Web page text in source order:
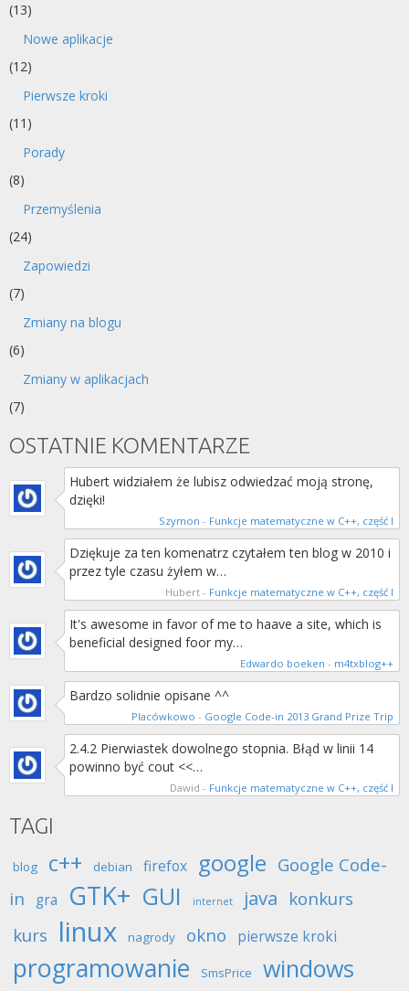
(13)
Nowe aplikacje
(12)
Pierwsze kroki
(11)
Porady
(8)
Przemyślenia
(24)
Zapowiedzi
(7)
Zmiany na blogu
(6)
Zmiany w aplikacjach
(7)
OSTATNIE KOMENTARZE
Hubert widziałem że lubisz odwiedzać moją stronę,
dzięki!
Szymon - Funkcje matematyczne w C++, część I
Dziękuje za ten komenatrz czytałem ten blog w 2010 i
przez tyle czasu żyłem w…
Hubert - Funkcje matematyczne w C++, część I
It's awesome in favor of me to haave a site, which is
beneficial designed foor my…
Edwardo boeken - m4txblog++
Bardzo solidnie opisane ^^
Placówkowo - Google Code-in 2013 Grand Prize Trip
2.4.2 Pierwiastek dowolnego stopnia. Błąd w linii 14
powinno być cout <<…
Dawid - Funkcje matematyczne w C++, część I
TAGI
blog c++ debian firefox google Google Code-
in
gra GTK+ GUI internet java konkurs
kurs linux nagrody okno pierwsze kroki
programowanie SmsPrice windows